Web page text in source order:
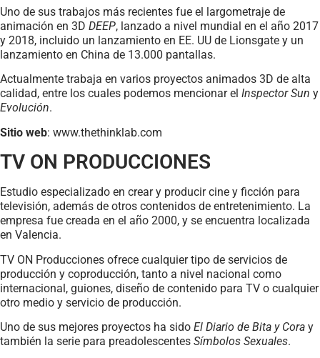
Uno de sus trabajos más recientes fue el largometraje de
animación en 3D DEEP, lanzado a nivel mundial en el año 2017
y 2018, incluido un lanzamiento en EE. UU de Lionsgate y un
lanzamiento en China de 13.000 pantallas.
Actualmente trabaja en varios proyectos animados 3D de alta
calidad, entre los cuales podemos mencionar el Inspector Sun y
Evolución.
Sitio web: www.thethinklab.com
TV ON PRODUCCIONES
Estudio especializado en crear y producir cine y ficción para
televisión, además de otros contenidos de entretenimiento. La
empresa fue creada en el año 2000, y se encuentra localizada
en Valencia.
TV ON Producciones ofrece cualquier tipo de servicios de
producción y coproducción, tanto a nivel nacional como
internacional, guiones, diseño de contenido para TV o cualquier
otro medio y servicio de producción.
Uno de sus mejores proyectos ha sido El Diario de Bita y Cora y
también la serie para preadolescentes Símbolos Sexuales.